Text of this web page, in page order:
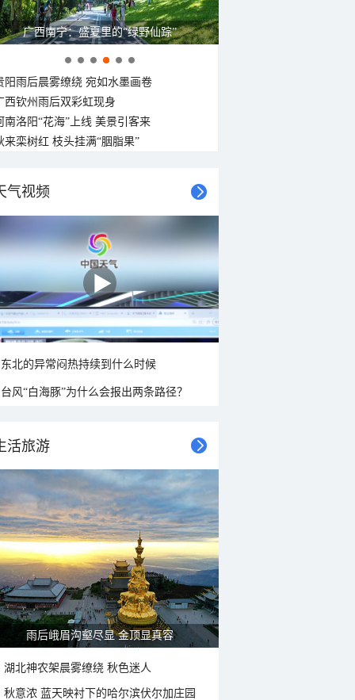
广西南宁：盛夏里的“绿野仙踪”
阳雨后晨雾缭绕 宛如水墨画卷
西钦州雨后双彩虹现身
南洛阳“花海”上线 美景引客来
来栾树红 枝头挂满“胭脂果”
气视频
东北的异常闷热持续到什么时候
台风“白海豚”为什么会报出两条路径？
活旅游
雨后峨眉沟壑尽显 金顶显真容
湖北神农架晨雾缭绕 秋色迷人
秋意浓 蓝天映衬下的哈尔滨伏尔加庄园